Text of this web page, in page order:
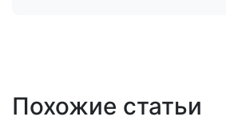
Похожие статьи